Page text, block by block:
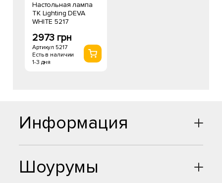
Настольная лампа
TK Lighting DEVA
WHITE 5217
2973 грн
Артикул 5217
Есть в наличии
1-3 дня
Шоурумы
Информация